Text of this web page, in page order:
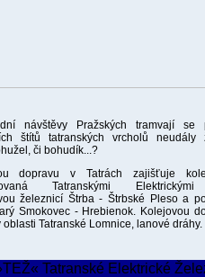
návštěvy Pražských tramvají se
štítů tatranských vrcholů neudály
či bohudík...?
dopravu v Tatrách zajišťuje
Tatranskými Elektrickými
železnicí Štrba - Štrbské Pleso a
Smokovec - Hrebienok. Kolejovou
oblasti Tatranské Lomnice, lanové dráhy.
Tatranské Elektrické